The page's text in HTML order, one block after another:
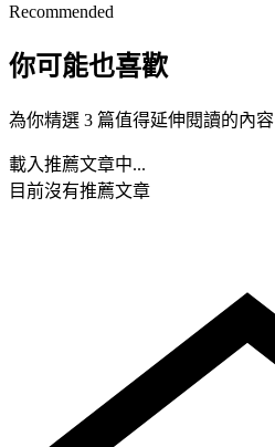
Recommended
你可能也喜歡
為你精選 3 篇值得延伸閱讀的內容
載入推薦文章中...
目前沒有推薦文章